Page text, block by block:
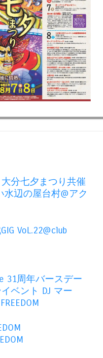
大分七夕まつり共催
水辺の屋台村@アク
VoL.22@club
31周年バースデー
ベント DJ マー